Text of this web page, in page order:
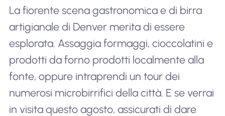
La fiorente scena gastronomica e di birra
artigianale di Denver merita di essere
esplorata. Assaggia formaggi, cioccolatini e
prodotti da forno prodotti localmente alla
fonte, oppure intraprendi un tour dei
numerosi microbirrifici della città. E se verrai
in visita questo agosto, assicurati di dare